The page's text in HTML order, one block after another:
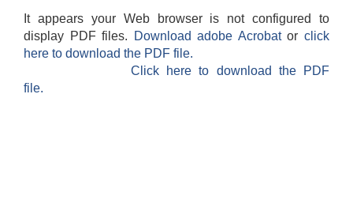
It appears your Web browser is not configured to
display PDF files.
Download adobe Acrobatorclick
here to download the PDF file.
Click here to download the PDF
file.